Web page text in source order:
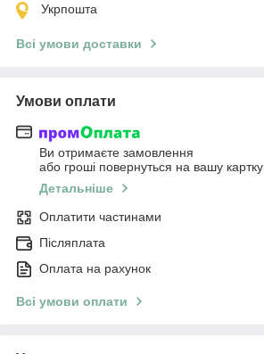
Укрпошта
Всі умови доставки
Умови оплати
Ви отримаєте замовлення
або гроші повернуться на вашу картку
Детальніше
Оплатити частинами
Післяплата
Оплата на рахунок
Всі умови оплати